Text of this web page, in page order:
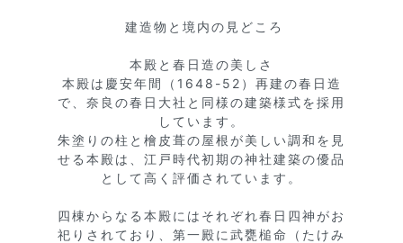
本殿と春日造の美しさ
本殿は慶安年間（1648-52）再建の春日造
で、奈良の春日大社と同様の建築様式を採用
しています。
朱塗りの柱と檜皮葺の屋根が美しい調和を見
せる本殿は、江戸時代初期の神社建築の優品
として高く評価されています。
四棟からなる本殿にはそれぞれ春日四神がお
祀りされており、第一殿に武甕槌命（たけみ